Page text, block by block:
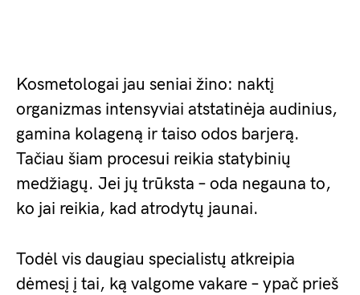
Kosmetologai jau seniai žino: naktį
organizmas intensyviai atstatinėja audinius,
gamina kolageną ir taiso odos barjerą.
Tačiau šiam procesui reikia statybinių
medžiagų. Jei jų trūksta – oda negauna to,
ko jai reikia, kad atrodytų jaunai.
Todėl vis daugiau specialistų atkreipia
dėmesį į tai, ką valgome vakare – ypač prieš